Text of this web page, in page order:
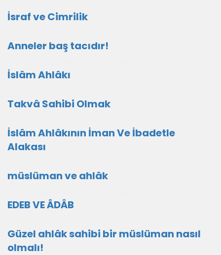
İsraf ve Cimrilik
Anneler baş tacıdır!
İslâm Ahlâkı
Takvâ Sahibi Olmak
İslâm Ahlâkının İman Ve İbadetle
Alakası
müslüman ve ahlâk
EDEB VE ÂDÂB
Güzel ahlâk sahibi bir müslüman nasıl
olmalı!